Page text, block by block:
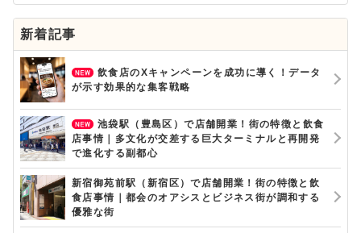
新着記事
飲食店のXキャンペーンを成功に導く！データ
が示す効果的な集客戦略
池袋駅（豊島区）で店舗開業！街の特徴と飲食
店事情｜多文化が交差する巨大ターミナルと再開発
で進化する副都心
新宿御苑前駅（新宿区）で店舗開業！街の特徴と飲
食店事情｜都会のオアシスとビジネス街が調和する
優雅な街